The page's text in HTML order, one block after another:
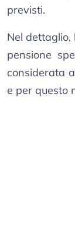
previsti.
Nel
pensione
considerata
e per questo